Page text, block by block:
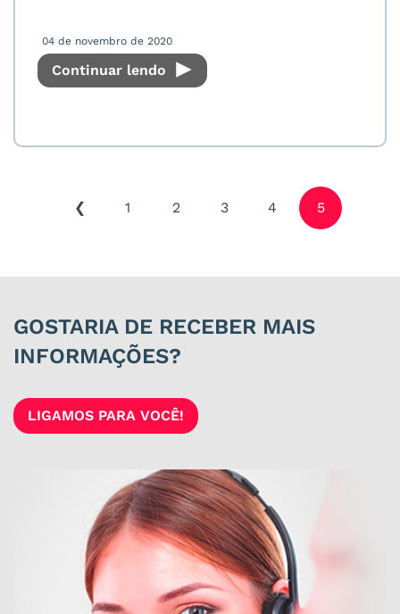
04 de novembro de 2020
Continuar lendo
1 2 3 4 5
GOSTARIA DE RECEBER MAIS
INFORMAÇÕES?
LIGAMOS PARA VOCÊ!